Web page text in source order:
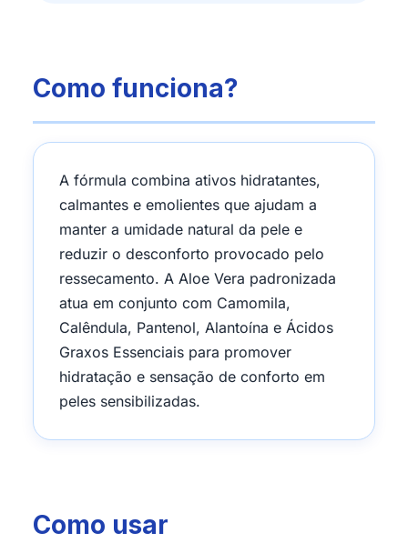
Como funciona?
A fórmula combina ativos hidratantes,
calmantes e emolientes que ajudam a
manter a umidade natural da pele e
reduzir o desconforto provocado pelo
ressecamento. A Aloe Vera padronizada
atua em conjunto com Camomila,
Calêndula, Pantenol, Alantoína e Ácidos
Graxos Essenciais para promover
hidratação e sensação de conforto em
peles sensibilizadas.
Como usar